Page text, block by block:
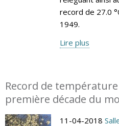
record de 27.0
1949.
Lire plus
Record de
première décade du
11-04-2018